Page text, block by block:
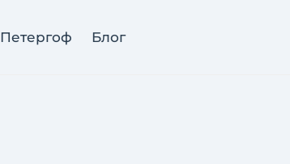
Петергоф Блог